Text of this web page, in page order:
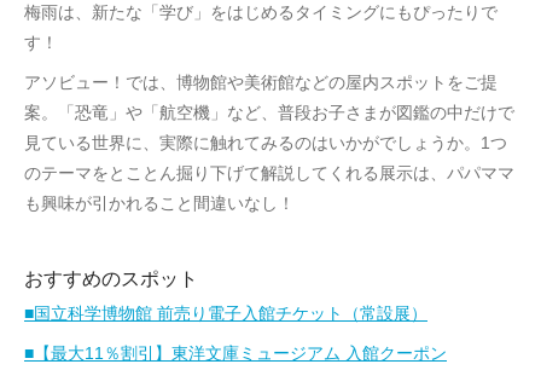
梅雨は、新たな「学び」をはじめるタイミングにもぴったりで
す！
アソビュー！では、博物館や美術館などの屋内スポットをご提
案。「恐竜」や「航空機」など、普段お子さまが図鑑の中だけで
見ている世界に、実際に触れてみるのはいかがでしょうか。1つ
のテーマをとことん掘り下げて解説してくれる展示は、パパママ
も興味が引かれること間違いなし！
おすすめのスポット
■国立科学博物館 前売り電子入館チケット（常設展）
■【最大11％割引】東洋文庫ミュージアム 入館クーポン